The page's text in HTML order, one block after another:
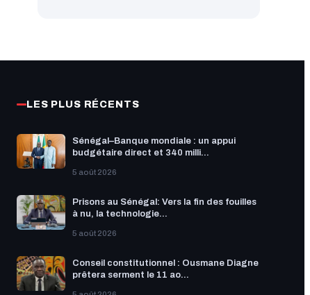
LES PLUS RÉCENTS
Sénégal–Banque mondiale : un appui
budgétaire direct et 340 milli...
5 août 2026
Prisons au Sénégal: Vers la fin des fouilles
à nu, la technologie...
5 août 2026
Conseil constitutionnel : Ousmane Diagne
prêtera serment le 11 ao...